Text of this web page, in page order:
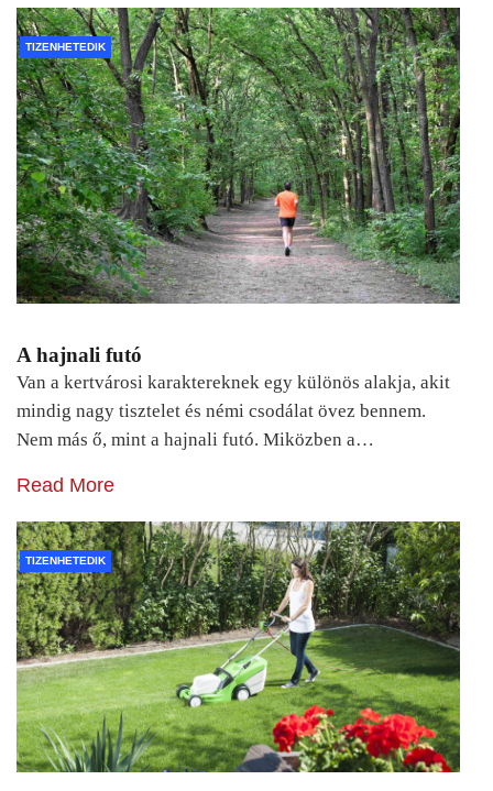
TIZENHETEDIK
A hajnali futó
Van a kertvárosi karaktereknek egy különös alakja, akit
mindig nagy tisztelet és némi csodálat övez bennem.
Nem más ő, mint a hajnali futó. Miközben a…
Read More
TIZENHETEDIK